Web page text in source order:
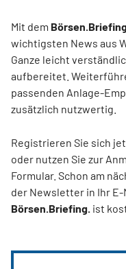
Mit dem
wichtigsten News aus
Ganze leicht
aufbereitet.
passenden Anlage-
zusätzlich nutzwertig.
Registrieren Sie sich
oder nutzen Sie zur
Formular. Schon am
der Newsletter in Ihr E-
Börsen.Briefing. ist